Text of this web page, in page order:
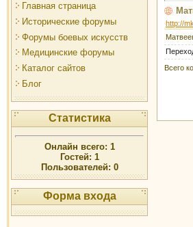
Главная страница
Исторические форумы
Форумы боевых искусств
Медицинские форумы
Каталог сайтов
Блог
Статистика
Онлайн всего: 1
Гостей: 1
Пользователей: 0
Форма входа
http://
Всего